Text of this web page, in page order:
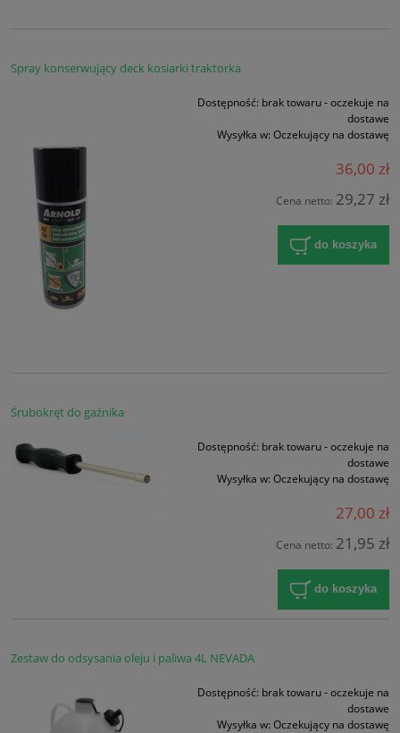
Spray konserwujący deck kosiarki traktorka
Dostępność: brak towaru - oczekuje na
dostawe
Wysyłka w: Oczekujący na dostawę
36,00 zł
Cena netto: 29,27 zł
do koszyka
Śrubokręt do gaźnika
Dostępność: brak towaru - oczekuje na
dostawe
Wysyłka w: Oczekujący na dostawę
27,00 zł
Cena netto: 21,95 zł
do koszyka
Zestaw do odsysania oleju i paliwa 4L NEVADA
Dostępność: brak towaru - oczekuje na
dostawe
Wysyłka w: Oczekujący na dostawę